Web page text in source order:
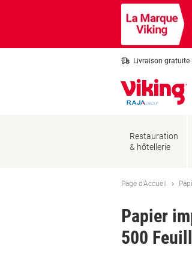
Livraison gratuite
Restauration
& hôtellerie
Page d'Accueil
Papier
500